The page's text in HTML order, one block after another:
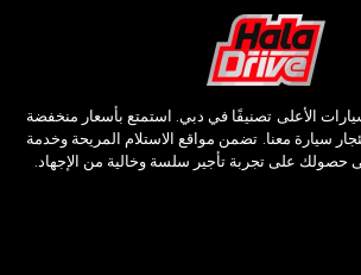
الأعلى تصنيفًا في دبي. استمتع بأسعار منخفضة
سيارة معنا. تضمن مواقع الاستلام المريحة وخدمة
حصولك على تجربة تأجير سلسة وخالية من الإجهاد.